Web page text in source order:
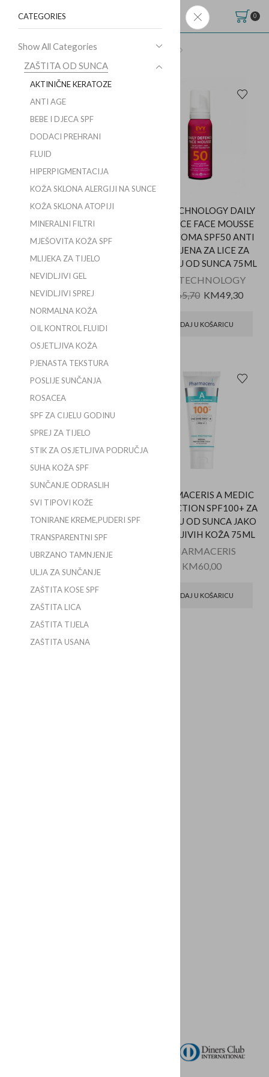
0
Početna Shop
ZAŠTITA OD SUNCA
AKTINIČNE KERATOZE
AVENE SUNSIMED KA
ZAŠTITA OD SUNCA ZA
KOŽU SKLONU
80ML
AVÉNE
KM62,85
DODAJ U KOŠARICU
EVY TECHNOLOGY DAILY
DEFENCE FACE MOUSSE
MELANOMA SPF50 ANTI
AGE PJENA ZA LICE ZA
ZAŠTITU OD SUNCA 75ML
EVY TECHNOLOGY
65,70 KM49,30
DODAJ U KOŠARICU
FLUID SPF100+ ZA
AKTINIČNE KERATOZE
50ML
CANTABRIA LABS ,
HELIOCARE
DODAJ U KOŠARICU
PHARMACERIS A MEDIC
PROTECTION SPF100+ ZA
ZAŠTITU OD SUNCA JAKO
OSJETLJIVIH KOŽA 75ML
PHARMACERIS
KM60,00
DODAJ U KOŠARICU
CATEGORIES
Show All Categories
ZAŠTITA OD SUNCA
AKTINIČNE KERATOZE
ANTI AGE
BEBE I DJECA SPF
DODACI PREHRANI
FLUID
HIPERPIGMENTACIJA
KOŽA SKLONA ALERGIJI NA SUNCE
KOŽA SKLONA ATOPIJI
MINERALNI FILTRI
MJEŠOVITA KOŽA SPF
MLIJEKA ZA TIJELO
NEVIDLJIVI GEL
NEVIDLJIVI SPREJ
NORMALNA KOŽA
OIL KONTROL FLUIDI
OSJETLJIVA KOŽA
PJENASTA TEKSTURA
POSLIJE SUNČANJA
ROSACEA
SPF ZA CIJELU GODINU
SPREJ ZA TIJELO
STIK ZA OSJETLJIVA PODRUČJA
SUHA KOŽA SPF
SUNČANJE ODRASLIH
SVI TIPOVI KOŽE
TONIRANE KREME,PUDERI SPF
TRANSPARENTNI SPF
UBRZANO TAMNJENJE
ULJA ZA SUNČANJE
ZAŠTITA KOSE SPF
ZAŠTITA LICA
ZAŠTITA TIJELA
ZAŠTITA USANA